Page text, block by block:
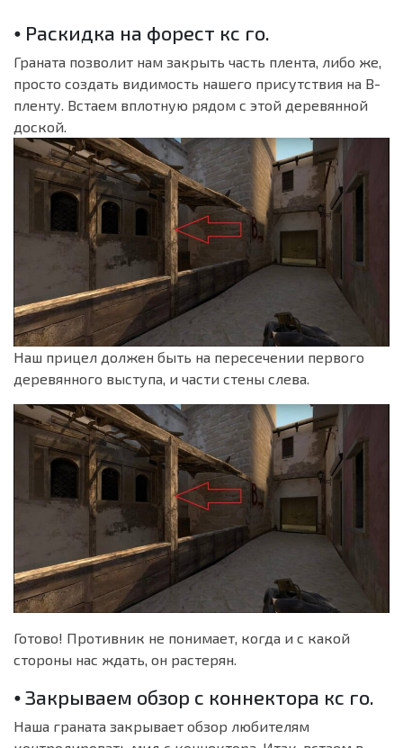
⦁ Раскидка на форест кс го.
Граната позволит нам закрыть часть плента, либо же,
просто создать видимость нашего присутствия на B-
пленту. Встаем вплотную рядом с этой деревянной
доской.
Наш прицел должен быть на пересечении первого
деревянного выступа, и части стены слева.
Готово! Противник не понимает, когда и с какой
стороны нас ждать, он растерян.
⦁ Закрываем обзор с коннектора кс го.
Наша граната закрывает обзор любителям